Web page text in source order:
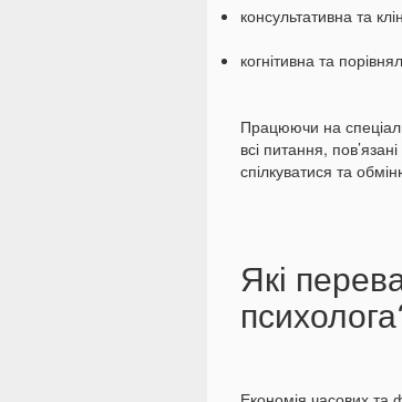
консультативна та
когнітивна та
Працюючи на
всі питання,
спілкуватися та
Які